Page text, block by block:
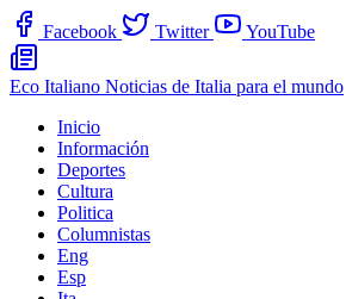
Facebook Twitter YouTube
Eco Italiano Noticias de Italia para el mundo
Inicio
Información
Deportes
Cultura
Politica
Columnistas
Eng
Esp